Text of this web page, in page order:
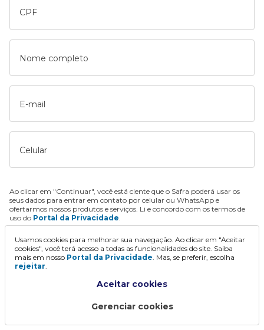
CPF
Nome completo
E-mail
Celular
Ao clicar em "Continuar", você está ciente que o Safra poderá usar os
seus dados para entrar em contato por celular ou WhatsApp e
ofertarmos nossos produtos e serviços. Li e concordo com os termos de
uso do Portal da Privacidade.
Continuar
Usamos cookies para melhorar sua navegação. Ao clicar em "Aceitar
cookies", você terá acesso a todas as funcionalidades do site. Saiba
mais em nosso Portal da Privacidade. Mas, se preferir, escolha
rejeitar.
Aceitar cookies
Gerenciar cookies